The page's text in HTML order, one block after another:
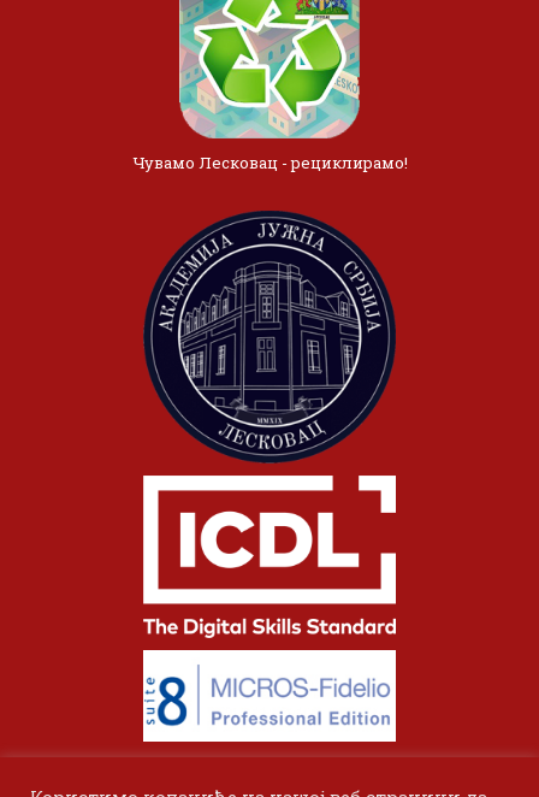
Чувамо Лесковац - рециклирамо!